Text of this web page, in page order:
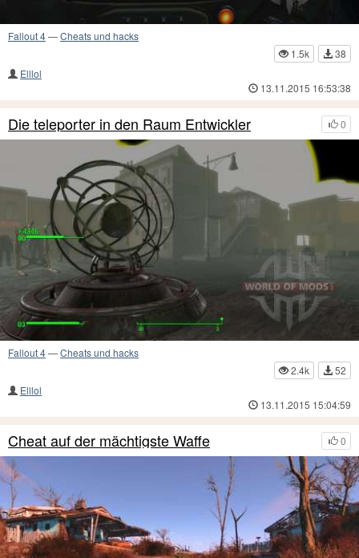
Fallout 4—Cheats und hacks
1.5k
38
Elllol
13.11.2015 16:53:38
0
Die teleporter in den Raum Entwickler
Fallout 4—Cheats und hacks
2.4k
52
Elllol
13.11.2015 15:04:59
0
Cheat auf der mächtigste Waffe